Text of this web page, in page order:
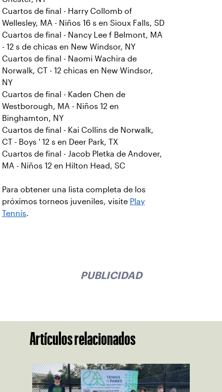
Cuartos de final - Harry Collomb of
Wellesley, MA - Niños 16 s en Sioux Falls, SD
Cuartos de final - Nancy Lee f Belmont, MA
- 12 s de chicas en New Windsor, NY
Cuartos de final - Naomi Wachira de
Norwalk, CT - 12 chicas en New Windsor,
NY
Cuartos de final - Kaden Chen de
Westborough, MA - Niños 12 en
Binghamton, NY
Cuartos de final - Kai Collins de Norwalk,
CT - Boys ' 12 s en Deer Park, TX
Cuartos de final - Jacob Pletka de Andover,
MA - Niños 12 en Hilton Head, SC
Para obtener una lista completa de los
próximos torneos juveniles, visite Play
Tennis.
PUBLICIDAD
Artículos relacionados